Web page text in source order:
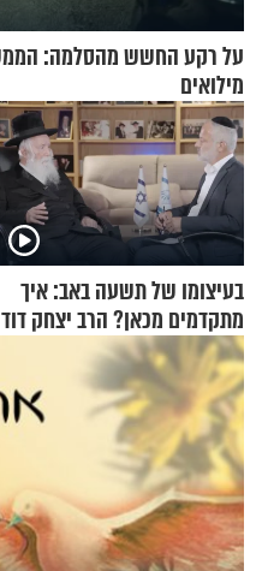
מילואים
בעיצומו של תשעה באב: איך
מתקדמים מכאן? הרב יצחק דוד
גרוסמן בשיחה מיוחדת